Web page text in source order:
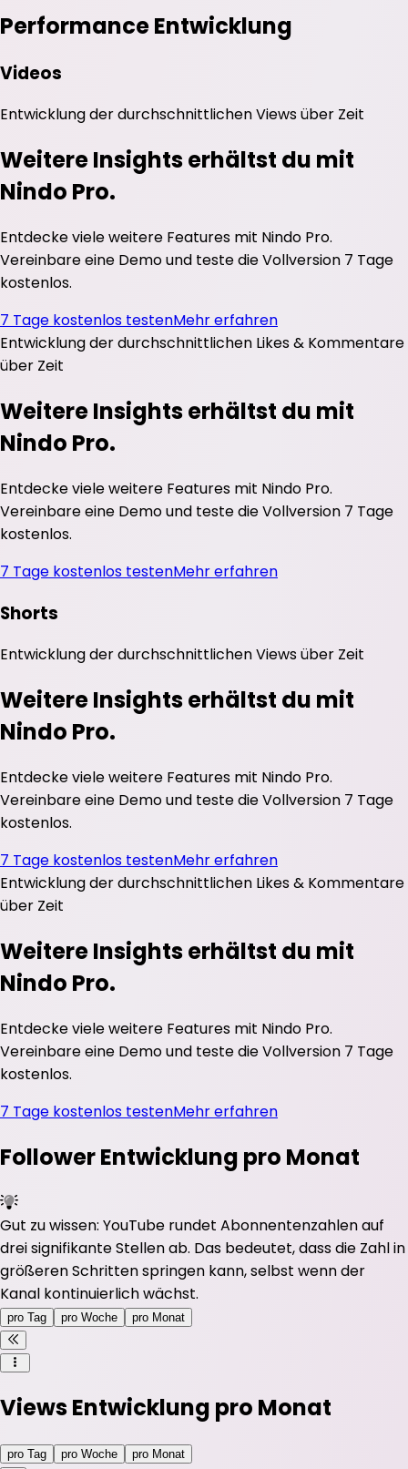
Performance Entwicklung
Videos
Entwicklung der durchschnittlichenViewsüber Zeit
Weitere Insights erhältst du mit
Nindo Pro.
Entdecke viele weitere Features mit Nindo Pro.
Vereinbare eine Demo und teste die Vollversion 7 Tage
kostenlos.
7 Tage kostenlos testenMehr erfahren
Entwicklung der durchschnittlichen Likes& Kommentare
über Zeit
Weitere Insights erhältst du mit
Nindo Pro.
Entdecke viele weitere Features mit Nindo Pro.
Vereinbare eine Demo und teste die Vollversion 7 Tage
kostenlos.
7 Tage kostenlos testenMehr erfahren
Shorts
Entwicklung der durchschnittlichenViewsüber Zeit
Weitere Insights erhältst du mit
Nindo Pro.
Entdecke viele weitere Features mit Nindo Pro.
Vereinbare eine Demo und teste die Vollversion 7 Tage
kostenlos.
7 Tage kostenlos testenMehr erfahren
Entwicklung der durchschnittlichen Likes& Kommentare
über Zeit
Weitere Insights erhältst du mit
Nindo Pro.
Entdecke viele weitere Features mit Nindo Pro.
Vereinbare eine Demo und teste die Vollversion 7 Tage
kostenlos.
7 Tage kostenlos testenMehr erfahren
Follower Entwicklung pro Monat
Gut zu wissen: YouTube rundet Abonnentenzahlen auf
drei signifikante Stellen ab. Das bedeutet, dass die Zahl in
größeren Schritten springen kann, selbst wenn der
Kanal kontinuierlich wächst.
pro Tag pro Woche pro Monat
Views Entwicklung pro Monat
pro Tag pro Woche pro Monat